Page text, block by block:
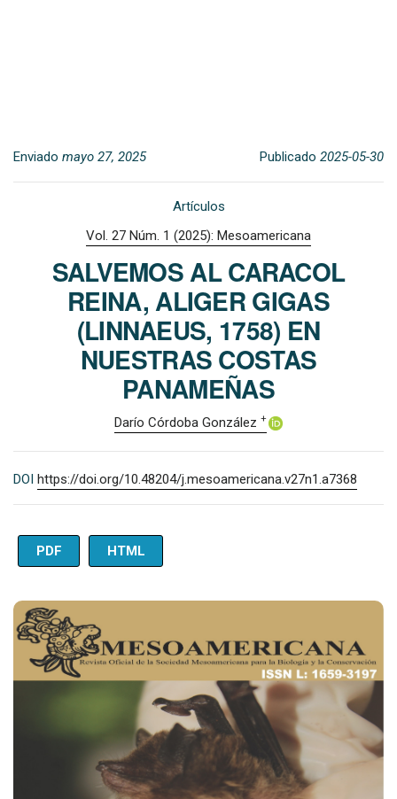
Enviado mayo 27, 2025 Publicado 2025-05-30
Artículos
Vol. 27 Núm. 1 (2025): Mesoamericana
SALVEMOS AL CARACOL
REINA, ALIGER GIGAS
(LINNAEUS, 1758) EN
NUESTRAS COSTAS
PANAMEÑAS
Darío Córdoba González +
DOI https://doi.org/10.48204/j.mesoamericana.v27n1.a7368
PDF HTML
Imagen de portada